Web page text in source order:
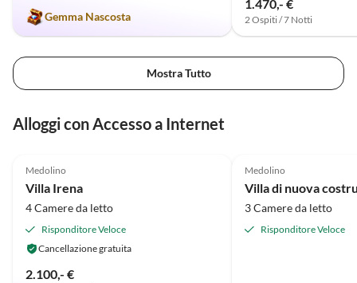
Gemma Nascosta
1.470,- €
2 Ospiti / 7 Notti
Mostra Tutto
Alloggi con Accesso a Internet
Medolino
Villa Irena
4 Camere da letto
Risponditore Veloce
Cancellazione gratuita
2.100,- €
Medolino
3 Camere da letto
Risponditore Veloce